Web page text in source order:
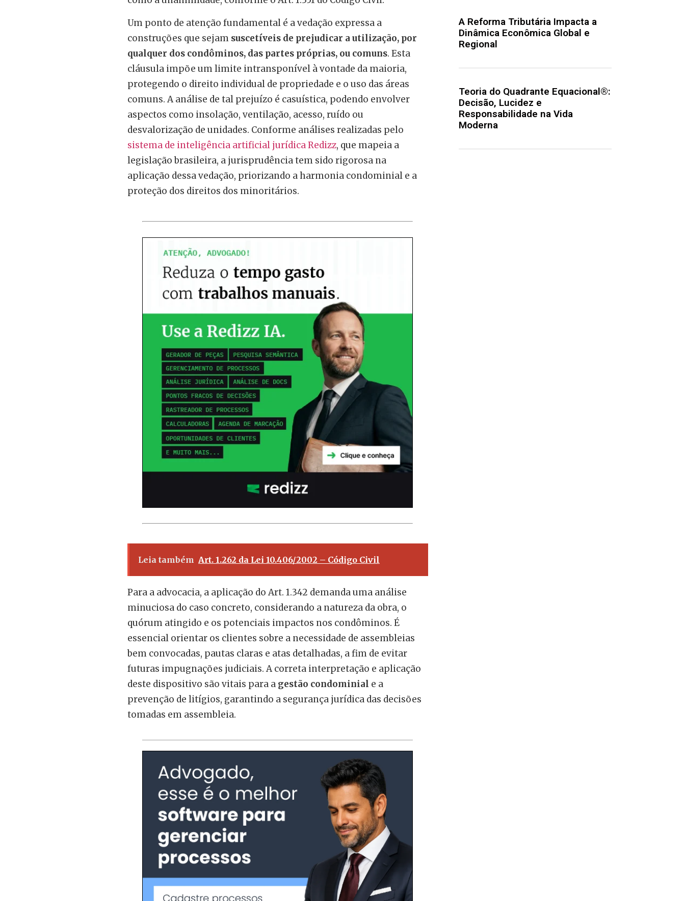
Um ponto de atenção fundamental é a vedação expressa a
construções que sejam suscetíveis de prejudicar a utilização, por
qualquer dos condôminos, das partes próprias, ou comuns. Esta
cláusula impõe um limite intransponível à vontade da maioria,
protegendo o direito individual de propriedade e o uso das áreas
comuns. A análise de tal prejuízo é casuística, podendo envolver
aspectos como insolação, ventilação, acesso, ruído ou
desvalorização de unidades. Conforme análises realizadas pelo
sistema de inteligência artificial jurídica Redizz, que mapeia a
legislação brasileira, a jurisprudência tem sido rigorosa na
aplicação dessa vedação, priorizando a harmonia condominial e a
proteção dos direitos dos minoritários.
Leia também Art. 1.262 da Lei 10.406/2002 – Código Civil
Para a advocacia, a aplicação do Art. 1.342 demanda uma análise
minuciosa do caso concreto, considerando a natureza da obra, o
quórum atingido e os potenciais impactos nos condôminos. É
essencial orientar os clientes sobre a necessidade de assembleias
bem convocadas, pautas claras e atas detalhadas, a fim de evitar
futuras impugnações judiciais. A correta interpretação e aplicação
deste dispositivo são vitais para a gestão condominial e a
prevenção de litígios, garantindo a segurança jurídica das decisões
tomadas em assembleia.
A Reforma Tributária Impacta a
Dinâmica Econômica Global e
Regional
Teoria do Quadrante Equacional®:
Decisão, Lucidez e
Responsabilidade na Vida
Moderna